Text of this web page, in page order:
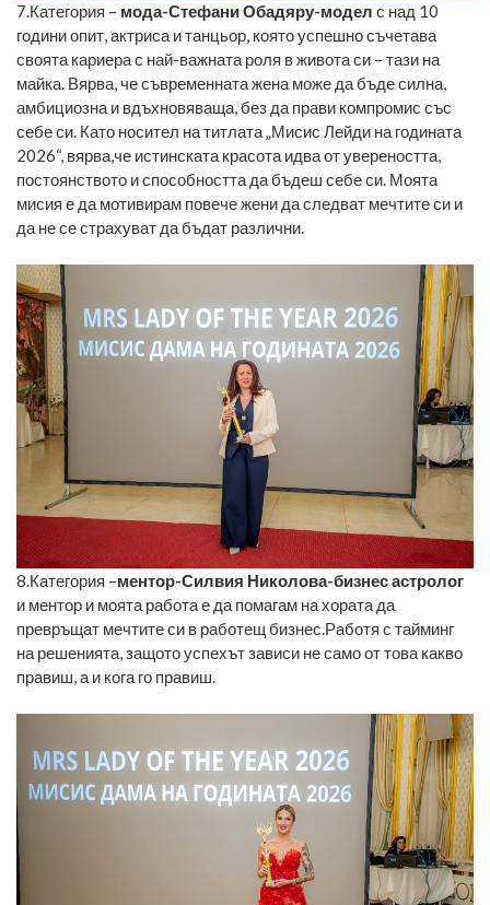
7.Категория – мода-Стефани Обадяру-модел с над 10
години опит, актриса и танцьор, която успешно съчетава
своята кариера с най-важната роля в живота си – тази на
майка. Вярва, че съвременната жена може да бъде силна,
амбициозна и вдъхновяваща, без да прави компромис със
себе си. Като носител на титлата „Мисис Лейди на годината
2026“, вярва,че истинската красота идва от увереността,
постоянството и способността да бъдеш себе си. Моята
мисия е да мотивирам повече жени да следват мечтите си и
да не се страхуват да бъдат различни.
8.Категория –ментор-Силвия Николова-бизнес астролог
и ментор и моята работа е да помагам на хората да
превръщат мечтите си в работещ бизнес.Работя с тайминг
на решенията, защото успехът зависи не само от това какво
правиш, а и кога го правиш.